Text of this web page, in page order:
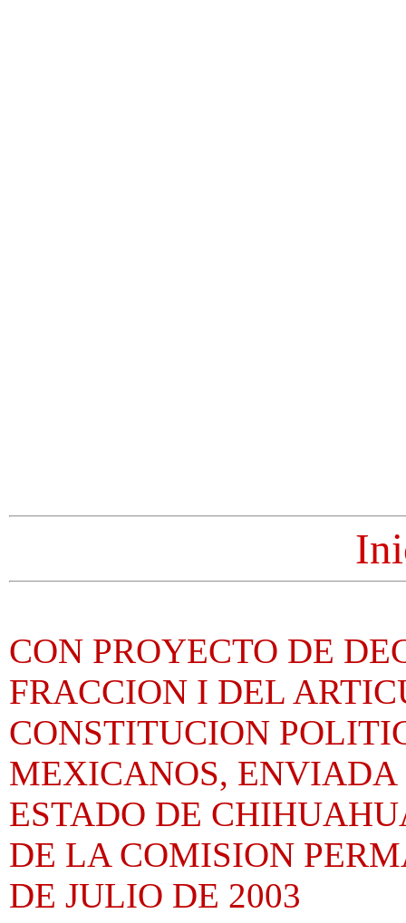
CON PROYECTO DE
FRACCION I DEL
CONSTITUCION
MEXICANOS, ENVIADA
ESTADO DE
DE LA COMISION
DE JULIO DE 2003